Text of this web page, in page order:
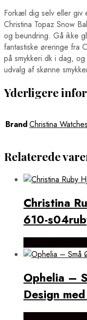
Forkæl dig selv eller
Christina Topaz Snow
og beundring. Gå ikke
fantastiske øreringe fra
på smykkeri.dk i dag,
udvalg af skønne
Yderligere
BrandChristina Watches
Relaterede
Christina
610-
Ophelia –
Design